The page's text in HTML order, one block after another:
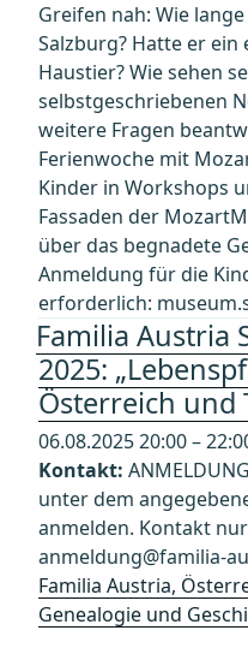
Greifen nah: Wie
Salzburg? Hatte er ein
Haustier? Wie sehen
selbstgeschriebenen
weitere Fragen
Ferienwoche mit
Kinder in Workshops
Fassaden der
über das begnadete
Anmeldung für die
erforderlich:
Familia Austria
2025:
Österreich und
06.08.2025 20:00 –
Kontakt:
unter dem
anmelden. Kontakt
anmeldung@familia-
Familia Austria,
Genealogie und